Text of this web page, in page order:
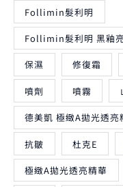
Follimin髮利明
Follimin髮利明 黑釉
保濕 修復霜
噴劑 噴霧
德美凱 極緻A拋光透亮
抗皺 杜克E
極緻A拋光透亮精華